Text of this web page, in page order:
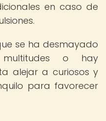
en caso de
se ha desmayado
o hay
alejar a curiosos y
para favorecer